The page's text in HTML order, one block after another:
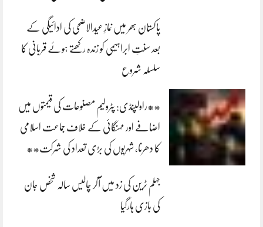
پاکستان بھر میں نمازِ عیدالاضحی کی ادائیگی کے
بعد سنتِ ابراہیمی کو زندہ رکھتے ہوئے قربانی کا
سلسلہ شروع
**راولپنڈی: پٹرولیم مصنوعات کی قیمتوں میں
اضافے اور مہنگائی کے خلاف جماعت اسلامی
کا دھرنا، شہریوں کی بڑی تعداد کی شرکت**
جہلم ٹرین کی زد میں آکر چالیس سالہ شخص جان
کی بازی ہارگیا